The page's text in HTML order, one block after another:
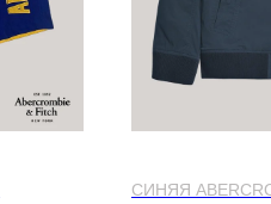
СИНЯЯ